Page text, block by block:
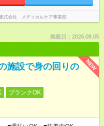
式会社 メディカルケア事業部
掲載日：2026.08.05
NEW
施設で身の回りの
ブランクOK